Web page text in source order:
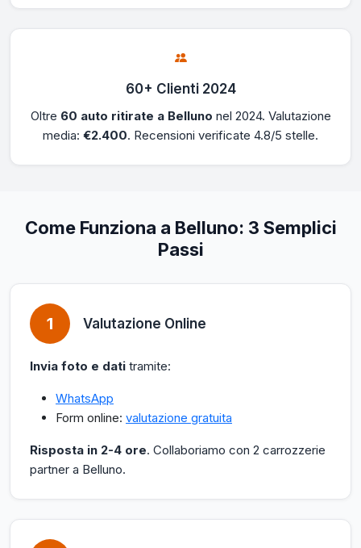
60+ Clienti 2024
Oltre 60 auto ritirate a Belluno nel 2024. Valutazione
media: €2.400. Recensioni verificate 4.8/5 stelle.
Come Funziona a Belluno: 3 Semplici
Passi
1 Valutazione Online
Invia foto e dati tramite:
WhatsApp
Form online: valutazione gratuita
Risposta in 2-4 ore. Collaboriamo con 2 carrozzerie
partner a Belluno.